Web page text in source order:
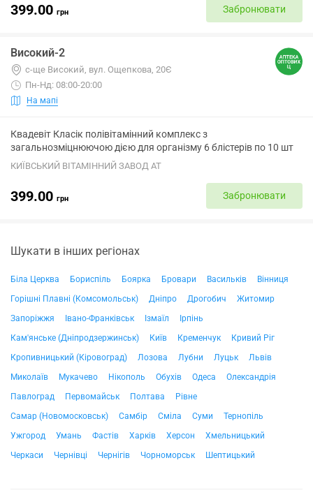
399.00 грн Забронювати
Високий-2
с-ще Високий, вул. Ощепкова, 20Є
Пн-Нд: 08:00-20:00
На мапі
Квадевіт Класік полівітамінний комплекс з
загальнозміцнюючою дією для організму 6 блістерів по 10 шт
КИЇВСЬКИЙ ВІТАМІННИЙ ЗАВОД АТ
399.00 грн Забронювати
Шукати в інших регіонах
Біла Церква Бориспіль Боярка Бровари Васильків
Вінниця
Горішні Плавні (Комсомольськ)
Дніпро Дрогобич
Житомир
Запоріжжя
Івано-Франківськ Ізмаїл
Ірпінь
Кам'янське (Дніпродзержинськ)
Київ Кременчук
Кривий Ріг
Кропивницький (Кіровоград)
Лозова Лубни Луцьк
Львів
Миколаїв
Мукачево Нікополь Обухів Одеса
Олександрія
Павлоград
Первомайськ Полтава
Рівне
Самар (Новомосковськ)
Самбір Сміла Суми
Тернопіль
Ужгород
Умань Фастів Харків Херсон
Хмельницький
Черкаси
Чернівці Чернігів Чорноморськ Шептицький